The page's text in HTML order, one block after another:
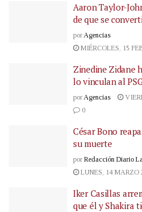
Aaron Taylor-
de que se
por Agencias
MIÉRCOLES, 15
Zinedine Zidane
lo vinculan al
por Agencias
0
César Bono
su muerte
por Redacción Diario
LUNES, 14 MARZO
Iker Casillas
que él y Shakira